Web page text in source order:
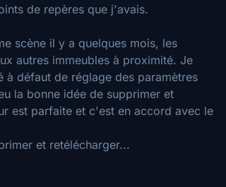
de repères que j'avais.
scène il y a quelques mois, les
autres immeubles à proximité. Je
défaut de réglage des paramètres
la bonne idée de supprimer et
est parfaite et c'est en accord avec le
et retélécharger...